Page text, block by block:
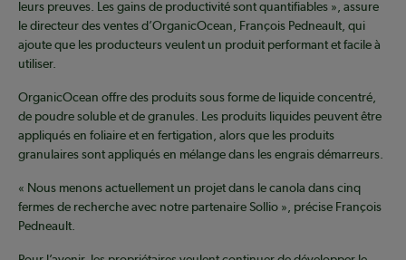
leurs preuves. Les gains de productivité sont quantifiables », assure
le directeur des ventes d’OrganicOcean, François Pedneault, qui
ajoute que les producteurs veulent un produit performant et facile à
utiliser.
OrganicOcean offre des produits sous forme de liquide concentré,
de poudre soluble et de granules. Les produits liquides peuvent être
appliqués en foliaire et en fertigation, alors que les produits
granulaires sont appliqués en mélange dans les engrais démarreurs.
« Nous menons actuellement un projet dans le canola dans cinq
fermes de recherche avec notre partenaire Sollio », précise François
Pedneault.